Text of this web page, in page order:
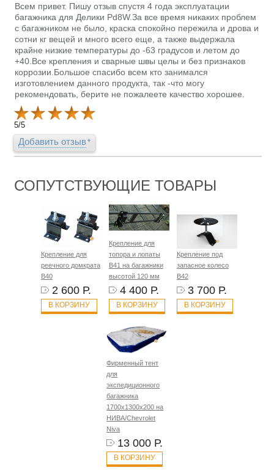
Всем привет. Пишу отзыв спустя 4 года эксплуатации
багажника для Делики Pd8W.За все время никаких проблем
с багажником не было, краска спокойно пережила и дрова и
сотни кг вещей и много всего еще, а также выдержала
крайне низкие температуры до -63 градусов и летом до
+40.Все крепления и сварные швы целы и без признаков
коррозии.Большое спасибо всем кто занимался
изготовлением данного продукта, так -что могу
рекомендовать, берите не пожалеете качество хорошее.
5/5
Добавить отзыв
СОПУТСТВУЮЩИЕ ТОВАРЫ
Крепление для
реечного домкрата
B40
2 600 Р.
В КОРЗИНУ
Крепление для
топора и лопаты
B41 на багажники
высотой 120 мм
4 400 Р.
В КОРЗИНУ
Крепление под
запасное колесо
B42
3 700 Р.
В КОРЗИНУ
Фирменный тент
для
экспедиционного
багажника
1700х1300х200 на
НИВА/Chevrolet
Niva
13 000 Р.
В КОРЗИНУ